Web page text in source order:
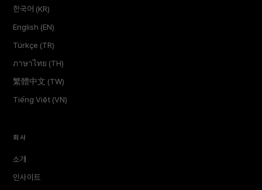
한국어 (KR)
English (EN)
Türkçe (TR)
ภาษาไทย (TH)
繁體中文 (TW)
Tiếng Việt (VN)
회사
소개
인사이트